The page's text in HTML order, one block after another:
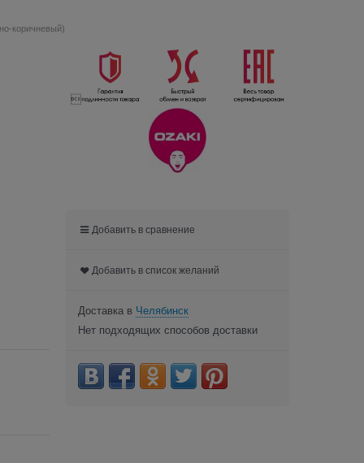
коричневый)

Добавить в сравнение
Добавить в список желаний
Доставка в Челябинск
Нет подходящих способов доставки